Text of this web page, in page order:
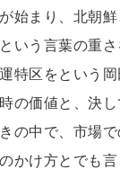
始まり、北朝
いう言葉の重
特区をという
の価値と、決
の中で、市場
かけ方とでも